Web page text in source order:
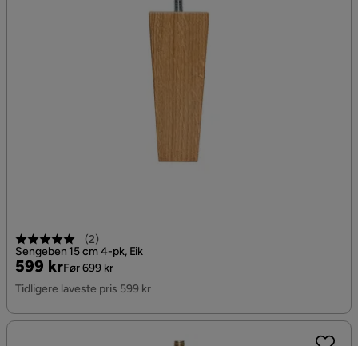
(2)
Sengeben 15 cm 4-pk, Eik
Pris
599 kr
Original
Pris
Før 699 kr
Tidligere laveste pris 599 kr